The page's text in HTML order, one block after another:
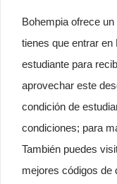
Bohempia ofrece
tienes que entrar
estudiante para
aprovechar este
condición de
condiciones; para
También puedes
mejores códigos de